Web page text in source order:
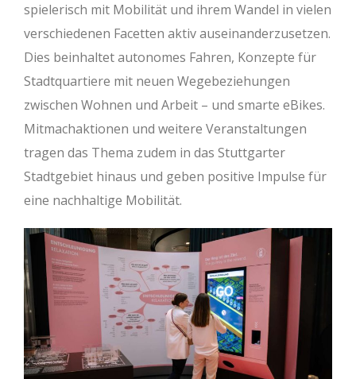
spielerisch mit Mobilität und ihrem Wandel in vielen
verschiedenen Facetten aktiv auseinanderzusetzen.
Dies beinhaltet autonomes Fahren, Konzepte für
Stadtquartiere mit neuen Wegebeziehungen
zwischen Wohnen und Arbeit – und smarte eBikes.
Mitmachaktionen und weitere Veranstaltungen
tragen das Thema zudem in das Stuttgarter
Stadtgebiet hinaus und geben positive Impulse für
eine nachhaltige Mobilität.